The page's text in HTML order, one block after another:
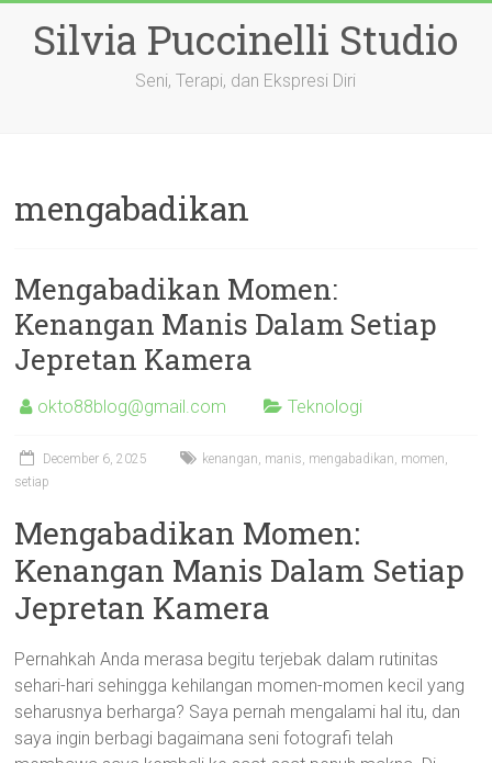
contentSilvia Puccinelli Studio
Seni, Terapi, dan Ekspresi Diri
mengabadikan
Mengabadikan Momen:
Kenangan Manis Dalam Setiap
Jepretan Kamera
okto88blog@gmail.com Teknologi
December 6, 2025 kenangan, manis, mengabadikan, momen,
setiap
Mengabadikan Momen:
Kenangan Manis Dalam Setiap
Jepretan Kamera
Pernahkah Anda merasa begitu terjebak dalam rutinitas
sehari-hari sehingga kehilangan momen-momen kecil yang
seharusnya berharga? Saya pernah mengalami hal itu, dan
saya ingin berbagi bagaimana seni fotografi telah